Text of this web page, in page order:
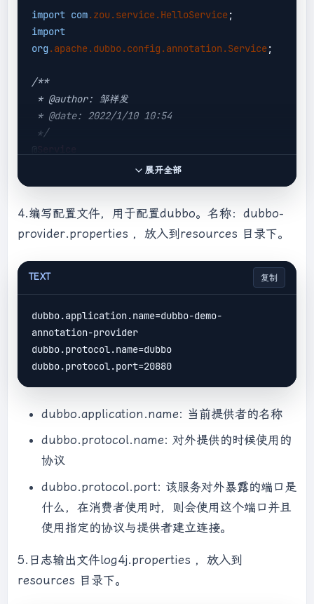
</dependency>
import com.zou .service.HelloService
import
org .apache.dubbo.config .annotation .Service;
/**
*/
@ Service
public class HelloServiceImpl implements
    public String sayHello(String name) {
return "hello: " + name;
展开全部
4.编写配置文件，用于配置dubbo。名称：dubbo-
provider.properties ，放入到resources 目录下。
TEXT 复制
dubbo.application.name=dubbo-demo-
annotation-provider
dubbo.protocol.name=dubbo
dubbo.application.name: 当前提供者的名称
dubbo.protocol.name: 对外提供的时候使用的
协议
dubbo.protocol.port: 该服务对外暴露的端口是
什么，在消费者使用时，则会使用这个端口并且
使用指定的协议与提供者建立连接。
5.日志输出文件log4j.properties ，放入到
resources 目录下。